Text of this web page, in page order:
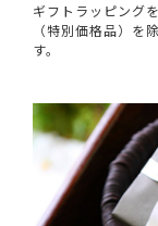
ギフトラッピング
（特別価格品）を
す。